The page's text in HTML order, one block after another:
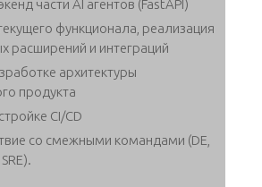
части AI агентов (FastAPI)
функционала, реализация
расширений и интеграций
архитектуры
продукта
CI/CD
со смежными командами (DE,